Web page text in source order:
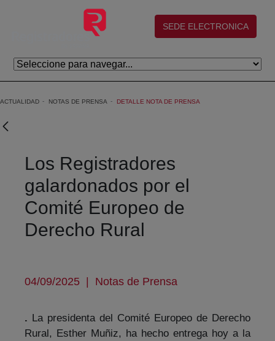
Skip to Main Content
(abre en nueva ventana)
SEDE ELECTRONICA
ACTUALIDAD NOTAS DE PRENSA DETALLE NOTA DE PRENSA
Los Registradores
galardonados por el
Comité Europeo de
Derecho Rural
04/09/2025 | Notas de Prensa
. La presidenta del Comité Europeo de Derecho
Rural, Esther Muñiz, ha hecho entrega hoy a la